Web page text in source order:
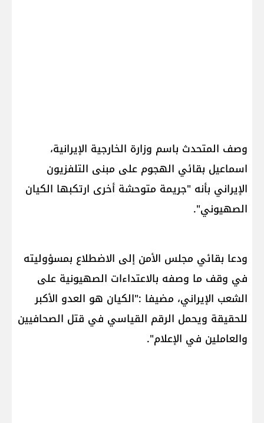
وصف المتحدث باسم وزارة الخارجية الإيرانية،
اسماعيل بقائي الهجوم على مبنى التلفزيون
الإيراني بأنه "جريمة متوحشة أخرى ارتكبها الكيان
الصهيوني".
ودعا بقائي مجلس الأمن إلى الاضطلاع بمسؤوليته
في وقف ما وصفه بالاعتداءات الصهيونية على
الشعب الإيراني، مضيفا :"الكيان هو العدو الأكبر
للحقيقة ويحمل الرقم القياسي في قتل الصحافيين
والعاملين في الإعلام".